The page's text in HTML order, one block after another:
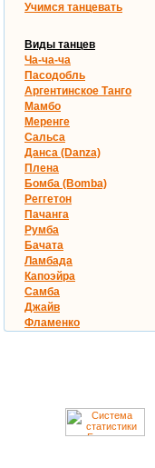
Учимся танцевать
Виды танцев
Ча-ча-ча
Пасодобль
Аргентинское Танго
Мамбо
Меренге
Сальса
Данса (Danza)
Плена
Бомба (Bomba)
Реггетон
Пачанга
Румба
Бачата
Ламбада
Капоэйра
Самба
Джайв
Фламенко